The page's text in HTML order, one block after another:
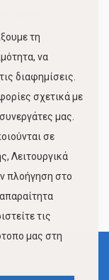
τη
να
διαφημίσεις.
σχετικά με
μας.
σε
Λειτουργικά
πλοήγηση στο
τις
μας στη